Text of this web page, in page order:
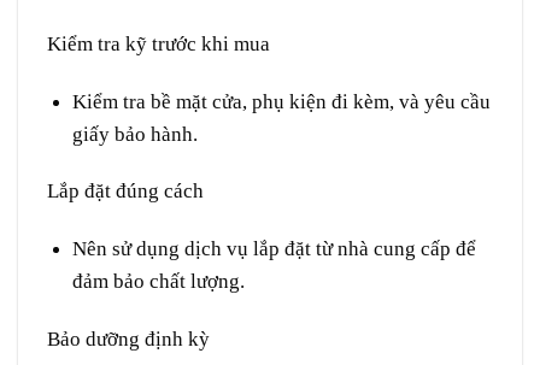
Kiểm tra kỹ trước khi mua
Kiểm tra bề mặt cửa, phụ kiện đi kèm, và yêu cầu
giấy bảo hành.
Lắp đặt đúng cách
Nên sử dụng dịch vụ lắp đặt từ nhà cung cấp để
đảm bảo chất lượng.
Bảo dưỡng định kỳ